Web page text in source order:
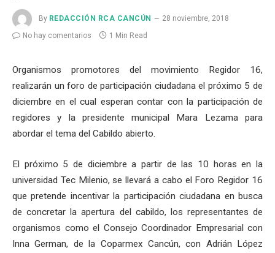
By REDACCIÓN RCA CANCÚN
28 noviembre, 2018
No hay comentarios
1 Min Read
Organismos promotores del movimiento Regidor 16,
realizarán un foro de participación ciudadana el próximo 5 de
diciembre en el cual esperan contar con la participación de
regidores y la presidente municipal Mara Lezama para
abordar el tema del Cabildo abierto.
El próximo 5 de diciembre a partir de las 10 horas en la
universidad Tec Milenio, se llevará a cabo el Foro Regidor 16
que pretende incentivar la participación ciudadana en busca
de concretar la apertura del cabildo, los representantes de
organismos como el Consejo Coordinador Empresarial con
Inna German, de la Coparmex Cancún, con Adrián López